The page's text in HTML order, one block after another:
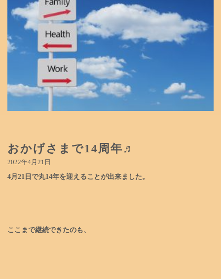
おかげさまで14周年♬
2022年4月21日
4月21日で丸14年を迎えることが出来ました。
ここまで継続できたのも、